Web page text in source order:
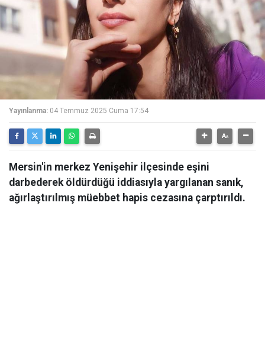
Yayınlanma: 04 Temmuz 2025 Cuma 17:54
Mersin'in merkez Yenişehir ilçesinde eşini
darbederek öldürdüğü iddiasıyla yargılanan sanık,
ağırlaştırılmış müebbet hapis cezasına çarptırıldı.